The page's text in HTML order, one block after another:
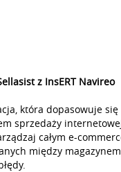
z InsERT Navireo
która dopasowuje
sprzedaży
całym e-
między